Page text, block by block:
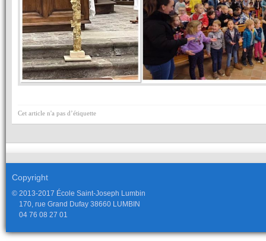
Cet article n'a pas d’étiquette
Copyright
© 2013-2017 École Saint-Joseph Lumbin
170, rue Grand Dufay 38660 LUMBIN
04 76 08 27 01